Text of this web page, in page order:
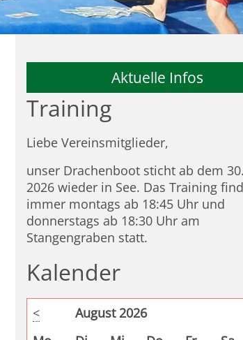
Aktuelle Infos
Training
Liebe Vereinsmitglieder,
unser Drachenboot sticht ab dem
2026 wieder in See. Das Training
immer montags ab 18:45 Uhr und
donnerstags ab 18:30 Uhr am
Stangengraben statt.
Kalender
< August 2026